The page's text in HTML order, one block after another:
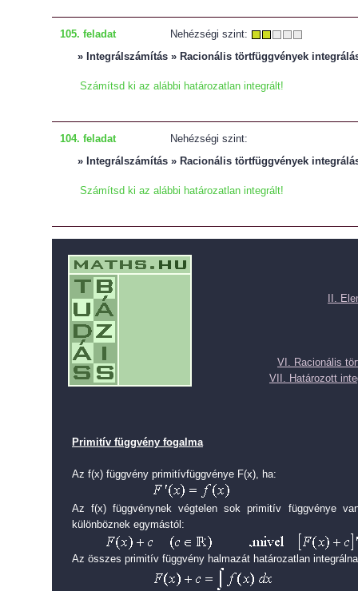
105. feladat
Nehézségi szint:
» Integrálszámítás » Racionális törtfüggvények
Számítsd ki az alábbi határozatlan integrált!
104. feladat
Nehézségi szint:
» Integrálszámítás » Racionális törtfüggvények
Számítsd ki az alábbi határozatlan integrált!
II.
VI. Racionális
VII. Határozott
Primitív függvény fogalma
Az f(x) függvény primitívfüggvénye F(x), ha:
Az f(x) függvénynek végtelen sok primitív függvénye
különböznek egymástól:
Az összes primitív függvény halmazát határozatlan